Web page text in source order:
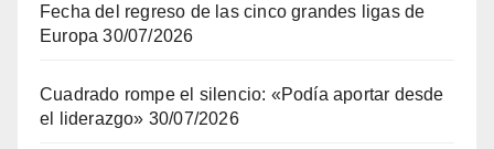
Fecha del regreso de las cinco grandes ligas de
Europa 30/07/2026
Cuadrado rompe el silencio: «Podía aportar desde
el liderazgo» 30/07/2026